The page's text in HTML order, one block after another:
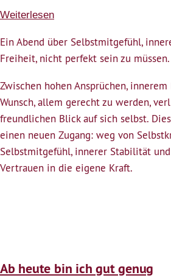
Weiterlesen
heute
bin
ich
genug
Ein Abend über Selbstmitgefühl,
Freiheit, nicht perfekt sein zu müssen.
Zwischen hohen Ansprüchen,
Wunsch, allem gerecht zu werden,
freundlichen Blick auf sich selbst.
einen neuen Zugang: weg von
Selbstmitgefühl, innerer Stabilität
Vertrauen in die eigene Kraft.
Ab heute bin ich gut genug